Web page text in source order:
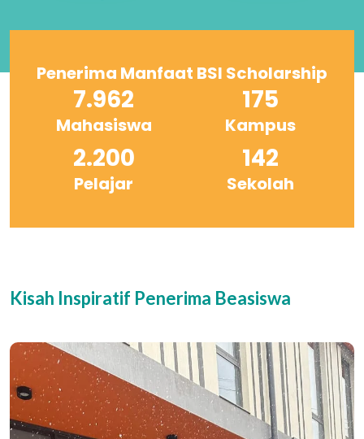
Penerima Manfaat BSI Scholarship
7.962
Mahasiswa
175
Kampus
2.200
Pelajar
142
Sekolah
Kisah Inspiratif Penerima Beasiswa